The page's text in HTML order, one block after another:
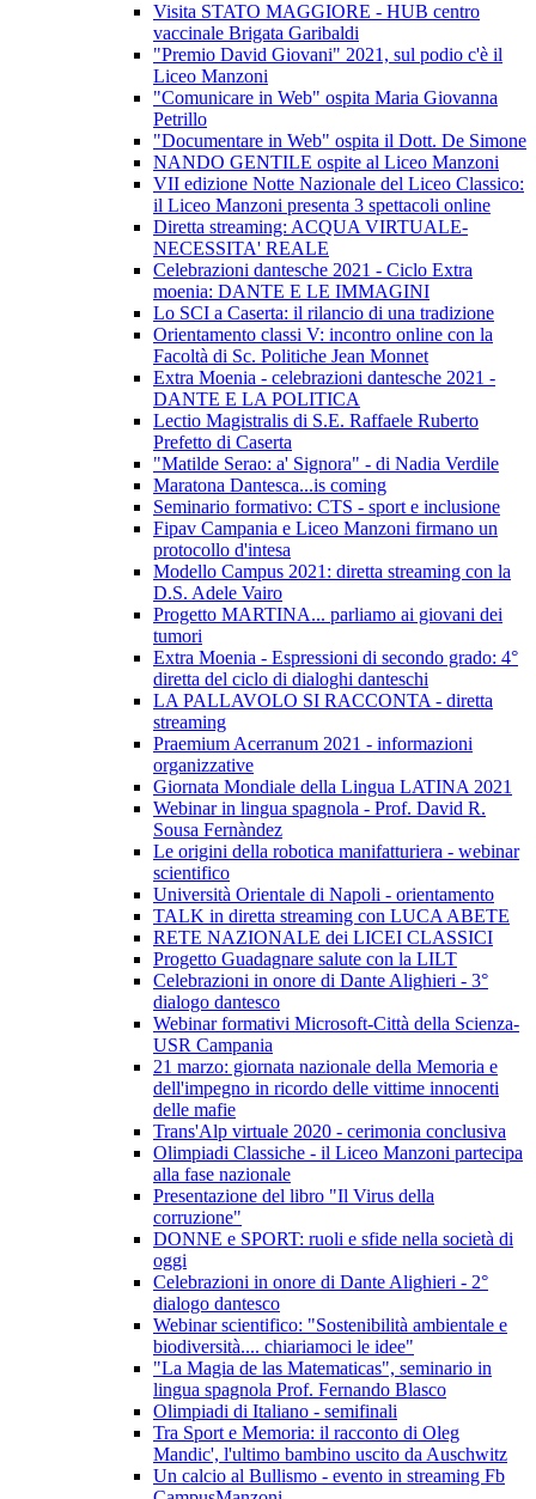
Visita STATO MAGGIORE - HUB centro
vaccinale Brigata Garibaldi
"Premio David Giovani" 2021, sul podio c'è il
Liceo Manzoni
"Comunicare in Web" ospita Maria Giovanna
Petrillo
"Documentare in Web" ospita il Dott. De Simone
NANDO GENTILE ospite al Liceo Manzoni
VII edizione Notte Nazionale del Liceo Classico:
il Liceo Manzoni presenta 3 spettacoli online
Diretta streaming: ACQUA VIRTUALE-
NECESSITA' REALE
Celebrazioni dantesche 2021 - Ciclo Extra
moenia: DANTE E LE IMMAGINI
Lo SCI a Caserta: il rilancio di una tradizione
Orientamento classi V: incontro online con la
Facoltà di Sc. Politiche Jean Monnet
Extra Moenia - celebrazioni dantesche 2021 -
DANTE E LA POLITICA
Lectio Magistralis di S.E. Raffaele Ruberto
Prefetto di Caserta
"Matilde Serao: a' Signora" - di Nadia Verdile
Maratona Dantesca...is coming
Seminario formativo: CTS - sport e inclusione
Fipav Campania e Liceo Manzoni firmano un
protocollo d'intesa
Modello Campus 2021: diretta streaming con la
D.S. Adele Vairo
Progetto MARTINA... parliamo ai giovani dei
tumori
Extra Moenia - Espressioni di secondo grado: 4°
diretta del ciclo di dialoghi danteschi
LA PALLAVOLO SI RACCONTA - diretta
streaming
Praemium Acerranum 2021 - informazioni
organizzative
Giornata Mondiale della Lingua LATINA 2021
Webinar in lingua spagnola - Prof. David R.
Sousa Fernàndez
Le origini della robotica manifatturiera - webinar
scientifico
Università Orientale di Napoli - orientamento
TALK in diretta streaming con LUCA ABETE
RETE NAZIONALE dei LICEI CLASSICI
Progetto Guadagnare salute con la LILT
Celebrazioni in onore di Dante Alighieri - 3°
dialogo dantesco
Webinar formativi Microsoft-Città della Scienza-
USR Campania
21 marzo: giornata nazionale della Memoria e
dell'impegno in ricordo delle vittime innocenti
delle mafie
Trans'Alp virtuale 2020 - cerimonia conclusiva
Olimpiadi Classiche - il Liceo Manzoni partecipa
alla fase nazionale
Presentazione del libro "Il Virus della
corruzione"
DONNE e SPORT: ruoli e sfide nella società di
oggi
Celebrazioni in onore di Dante Alighieri - 2°
dialogo dantesco
Webinar scientifico: "Sostenibilità ambientale e
biodiversità.... chiariamoci le idee"
"La Magia de las Matematicas", seminario in
lingua spagnola Prof. Fernando Blasco
Olimpiadi di Italiano - semifinali
Tra Sport e Memoria: il racconto di Oleg
Mandic', l'ultimo bambino uscito da Auschwitz
Un calcio al Bullismo - evento in streaming Fb